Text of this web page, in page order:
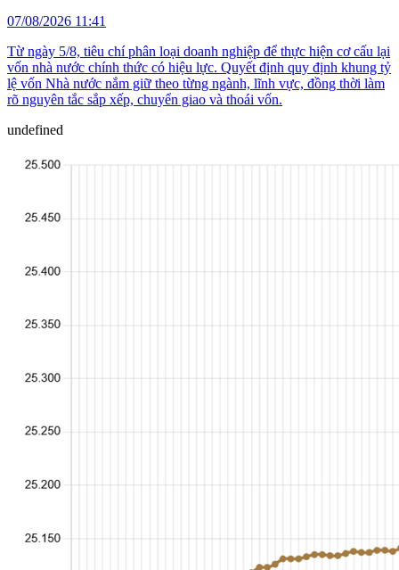
07/08/2026 11:41
Từ ngày 5/8, tiêu chí phân loại doanh nghiệp để thực hiện cơ cấu lại
vốn nhà nước chính thức có hiệu lực. Quyết định quy định khung tỷ
lệ vốn Nhà nước nắm giữ theo từng ngành, lĩnh vực, đồng thời làm
rõ nguyên tắc sắp xếp, chuyển giao và thoái vốn.
undefined